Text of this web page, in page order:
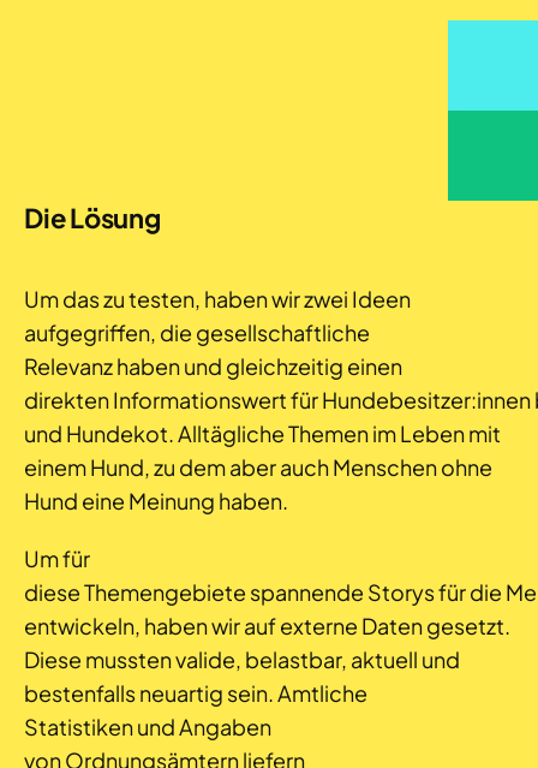
Die Lösung
Um das zu testen, haben wir zwei Ideen
aufgegriffen, die gesellschaftliche
Relevanz haben und gleichzeitig einen
direkten Informationswert für
und Hundekot. Alltägliche Themen im Leben mit
einem Hund, zu dem aber auch Menschen ohne
Hund eine Meinung haben.
Um für
diese Themengebiete spannende Storys für die
entwickeln, haben wir auf externe Daten gesetzt.
Diese mussten valide, belastbar, aktuell und
bestenfalls neuartig sein. Amtliche
Statistiken und Angaben
von Ordnungsämtern liefern